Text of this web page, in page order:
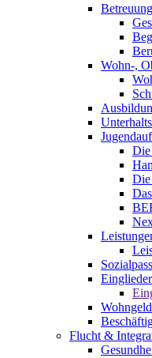
Wohn-,
Die
Die
Sozialpass
Wohngeld
Flucht &